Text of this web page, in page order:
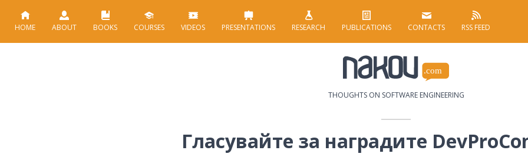
HOME ABOUT BOOKS COURSES VIDEOS PRESENTATIONS RESEARCH PUBLICATIONS CONTACTS RSS FEED
THOUGHTS ON SOFTWARE ENGINEERING
Гласувайте за наградите